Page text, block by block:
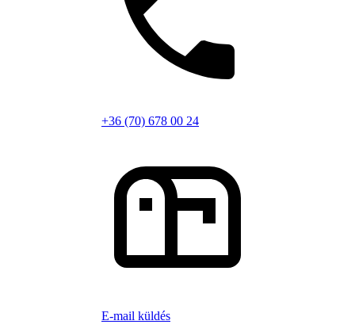
+36 (70) 678 00 24
E-mail küldés